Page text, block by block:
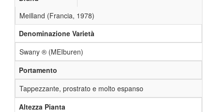
Meilland (Francia, 1978)
Denominazione Varietà
Swany ® (MEIburen)
Portamento
Tappezzante, prostrato e molto espanso
Altezza Pianta